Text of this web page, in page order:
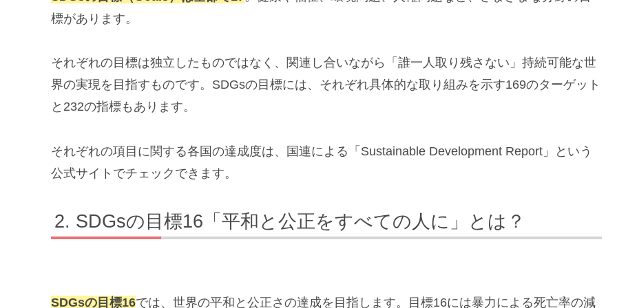
標があります。
それぞれの目標は独立したものではなく、関連し合いながら「誰一人取り残さない」持続可能な世
界の実現を目指すものです。SDGsの目標には、それぞれ具体的な取り組みを示す169のターゲット
と232の指標もあります。
それぞれの項目に関する各国の達成度は、国連による「Sustainable Development Report」という
公式サイトでチェックできます。
SDGsの目標16「平和と公正をすべての人に」とは？
SDGsの目標16では、世界の平和と公正さの達成を目指します。目標16には暴力による死亡率の減